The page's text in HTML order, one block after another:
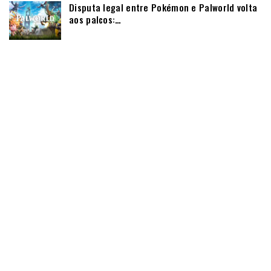
Disputa legal entre Pokémon e Palworld volta
aos palcos:…